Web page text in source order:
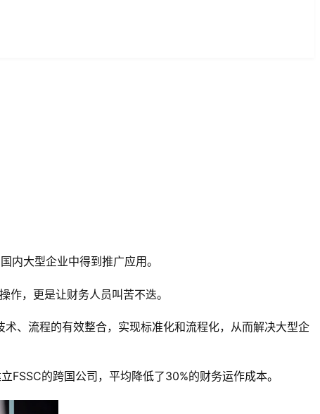
大型企业中得到推广应用。
，更是让财务人员叫苦不迭。
、流程的有效整合，实现标准化和流程化，从而解决大型企
的跨国公司，平均降低了30%的财务运作成本。